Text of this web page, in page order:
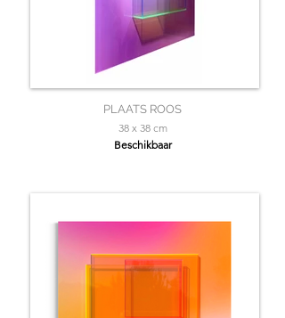
PLAATS ROOS
38 x 38 cm
Beschikbaar